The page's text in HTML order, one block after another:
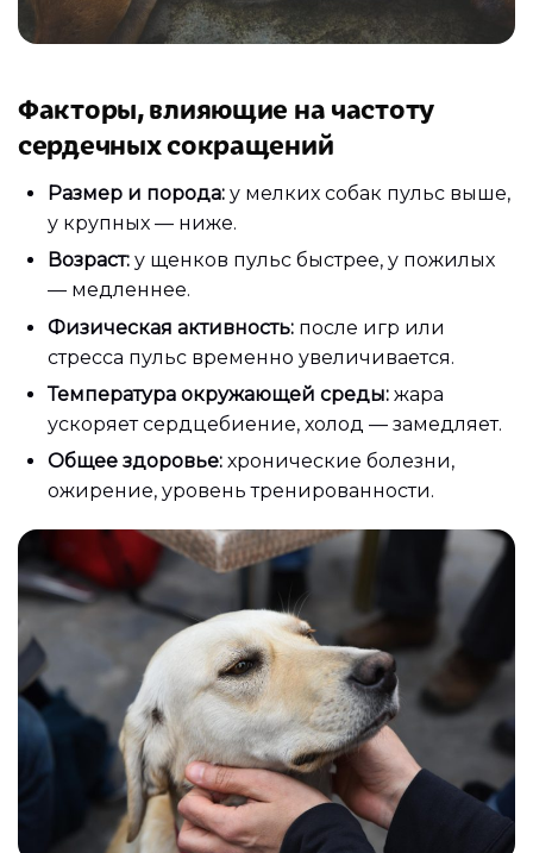
Факторы, влияющие на частоту
сердечных сокращений
Размер и порода: у мелких собак пульс выше,
у крупных — ниже.
Возраст: у щенков пульс быстрее, у пожилых
— медленнее.
Физическая активность: после игр или
стресса пульс временно увеличивается.
Температура окружающей среды: жара
ускоряет сердцебиение, холод — замедляет.
Общее здоровье: хронические болезни,
ожирение, уровень тренированности.